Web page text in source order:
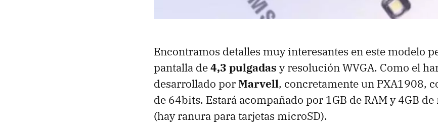
Encontramos detalles muy interesantes en este modelo
pantalla de4,3 pulgadas y resolución WVGA. Como el
desarrollado porMarvell, concretamente un PXA1908,
de 64bits. Estará acompañado por 1GB de RAM y 4GB
(hay ranura para tarjetas microSD).